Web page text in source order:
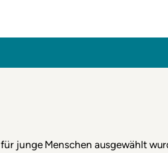
für junge Menschen ausgewählt